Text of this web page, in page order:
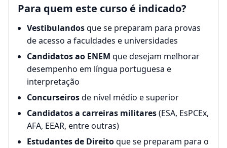
Para quem este curso é indicado?
Vestibulandosque se preparam para provas
de acesso a faculdades e universidades
Candidatos ao ENEM que desejam melhorar
desempenho em língua portuguesa e
interpretação
Concurseirosde nível médio e superior
Candidatos a carreiras militares(ESA, EsPCEx,
AFA, EEAR, entre outras)
Estudantes de Direitoque se preparam para o